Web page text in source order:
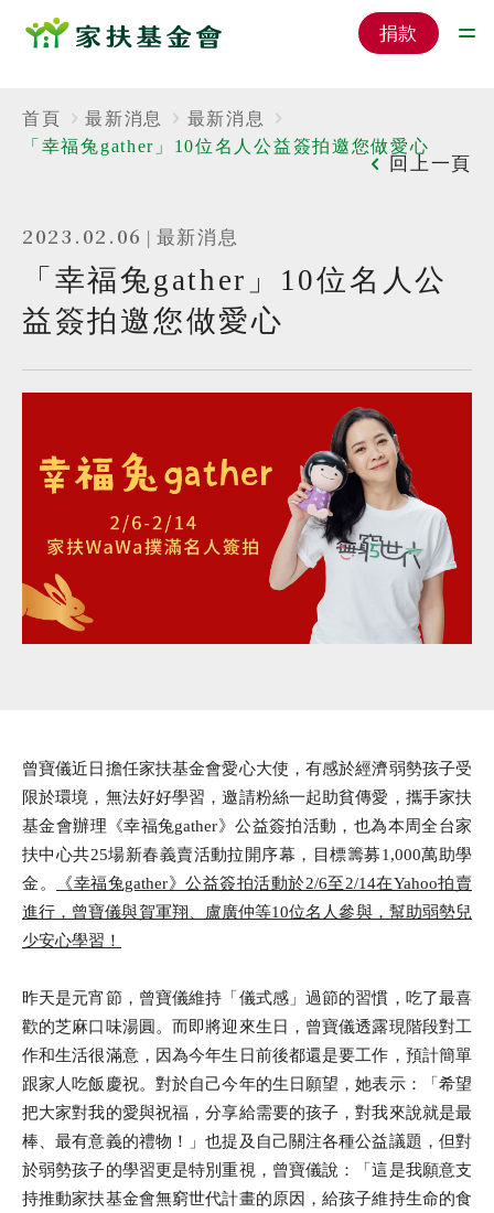
捐款
回上一頁
首頁 最新消息
最新消息
「幸福兔gather」10位名人公益簽拍邀您做愛心
2023.02.06 | 最新消息
「幸福兔gather」10位名人公
益簽拍邀您做愛心
曾寶儀近日擔任家扶基金會愛心大使，有感於經濟弱勢孩子受
限於環境，無法好好學習，邀請粉絲一起助貧傳愛，攜手家扶
基金會辦理《幸福兔gather》公益簽拍活動，也為本周全台家
扶中心共25場新春義賣活動拉開序幕，目標籌募1,000萬助學
金。
《幸福兔gather》公益簽拍活動於2/6至2/14在Yahoo拍賣
進行，曾寶儀與賀軍翔、盧廣仲等10位名人參與，幫助弱勢兒
少安心學習！
昨天是元宵節，曾寶儀維持「儀式感」過節的習慣，吃了最喜
歡的芝麻口味湯圓。而即將迎來生日，曾寶儀透露現階段對工
作和生活很滿意，因為今年生日前後都還是要工作，預計簡單
跟家人吃飯慶祝。對於自己今年的生日願望，她表示：「希望
把大家對我的愛與祝福，分享給需要的孩子，對我來說就是最
棒、最有意義的禮物！」也提及自己關注各種公益議題，但對
於弱勢孩子的學習更是特別重視，曾寶儀說：「這是我願意支
持推動家扶基金會無窮世代計畫的原因，給孩子維持生命的食